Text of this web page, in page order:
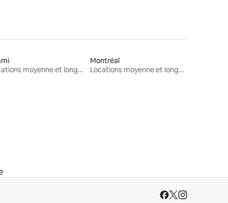
Locations moyenne et longue durée
Montréal
Locations moyenne et longue durée